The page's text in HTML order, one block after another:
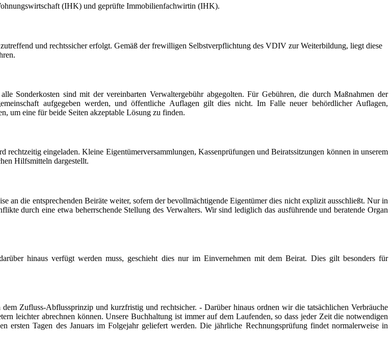
(IHK) und geprüfte Immobilienfachwirtin (IHK).
und rechtssicher erfolgt. Gemäß der frewilligen Selbstverpflichtung des VDIV zur Weiterbildung, liegt diese
Sonderkosten sind mit der vereinbarten Verwaltergebühr abgegolten. Für Gebühren, die durch Maßnahmen der
aufgegeben werden, und öffentliche Auflagen gilt dies nicht. Im Falle neuer behördlicher Auflagen,
um eine für beide Seiten akzeptable Lösung zu finden.
eingeladen. Kleine Eigentümerversammlungen, Kassenprüfungen und Beiratssitzungen können in unserem
Hilfsmitteln dargestellt.
an die entsprechenden Beiräte weiter, sofern der bevollmächtigende Eigentümer dies nicht explizit ausschließt. Nur in
durch eine etwa beherrschende Stellung des Verwalters. Wir sind lediglich das ausführende und beratende Organ
hinaus verfügt werden muss, geschieht dies nur im Einvernehmen mit dem Beirat. Dies gilt besonders für
Zufluss-Abflussprinzip und kurzfristig und rechtsicher. - Darüber hinaus ordnen wir die tatsächlichen Verbräuche
leichter abrechnen können. Unsere Buchhaltung ist immer auf dem Laufenden, so dass jeder Zeit die notwendigen
ersten Tagen des Januars im Folgejahr geliefert werden. Die jährliche Rechnungsprüfung findet normalerweise in